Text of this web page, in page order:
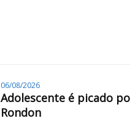
06/08/2026
Adolescente é picado
Rondon